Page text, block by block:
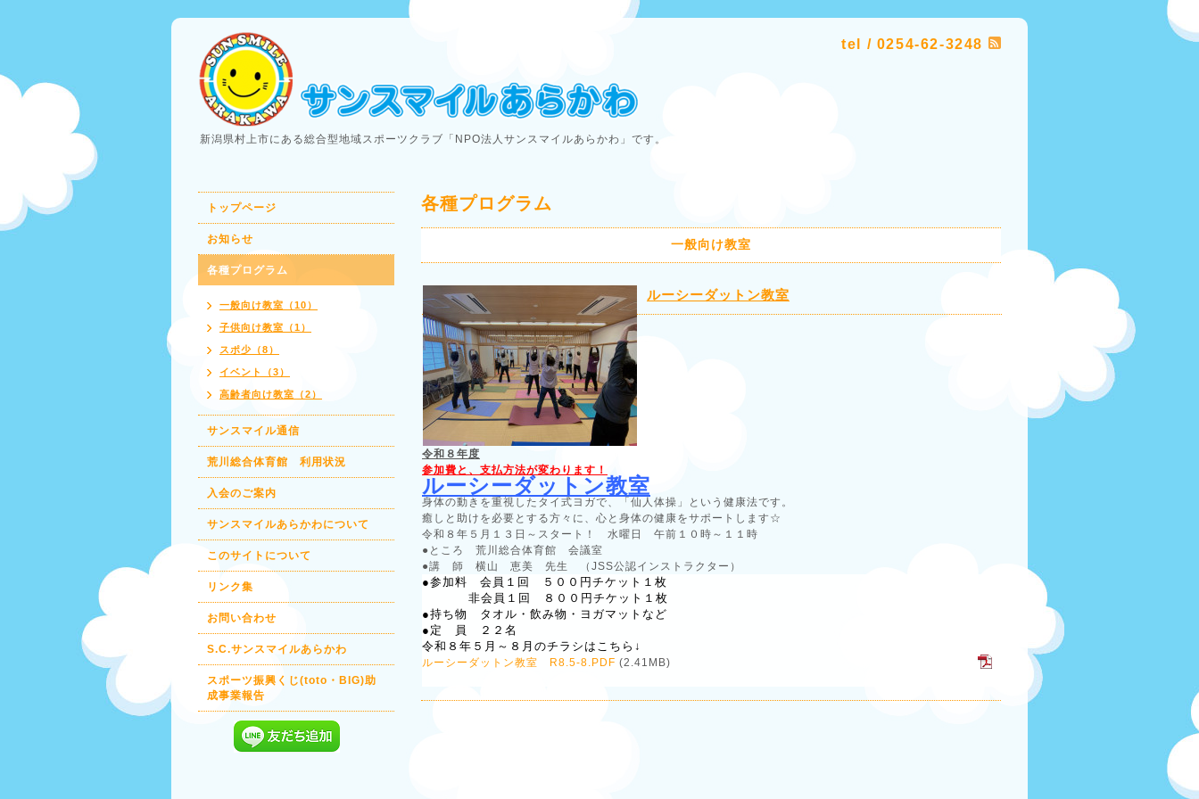
tel / 0254-62-3248
新潟県村上市にある総合型地域スポーツクラブ「NPO法人サンスマイルあらかわ」です。
各種プログラム
一般向け教室
ルーシーダットン教室
令和８年度
参加費と、支払方法が変わります！
ルーシーダットン教室
身体の動きを重視したタイ式ヨガで、「仙人体操」という健康法です。
癒しと助けを必要とする方々に、心と身体の健康をサポートします☆
令和８年５月１３日～スタート！ 水曜日 午前１０時～１１時
●ところ 荒川総合体育館 会議室
●講 師 横山 恵美 先生 （JSS公認インストラクター）
●参加料 会員１回 ５００円チケット１枚
非会員１回 ８００円チケット１枚
●持ち物 タオル・飲み物・ヨガマットなど
●定 員 ２２名
令和８年５月～８月のチラシはこちら↓
ルーシーダットン教室 R8.5-8.PDF (2.41MB)
トップページ
お知らせ
各種プログラム
一般向け教室（10）
子供向け教室（1）
スポ少（8）
イベント（3）
高齢者向け教室（2）
サンスマイル通信
荒川総合体育館 利用状況
入会のご案内
サンスマイルあらかわについて
このサイトについて
リンク集
お問い合わせ
S.C.サンスマイルあらかわ
スポーツ振興くじ(toto・BIG)助
成事業報告